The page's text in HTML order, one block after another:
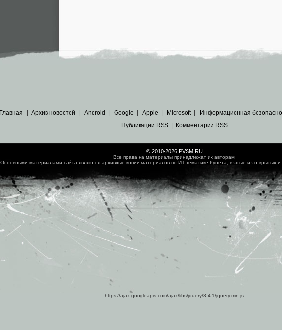
Главная Архив новостей Android Google Apple Microsoft| Информационная
Публикации RSS| Комментарии RSS
© 2010-2026 PVSM.RU
Все права на материалы принадлежат их авторам.
Основными материалами сайта являются архивные копии материаловпо ИТ тематике Рунета, взятые из открытых и
https://ajax.googleapis.com/ajax/libs/jquery/3.4.1/jquery.min.js